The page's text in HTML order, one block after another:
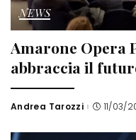
NEWS
Amarone Opera
abbraccia il
Posted
Andrea Tarozzi 11/03/